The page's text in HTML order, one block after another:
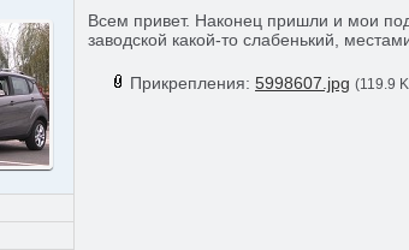
Всем привет. Наконец пришли и мои
заводской какой-то слабенький,
Прикрепления: 5998607.jpg (119.9